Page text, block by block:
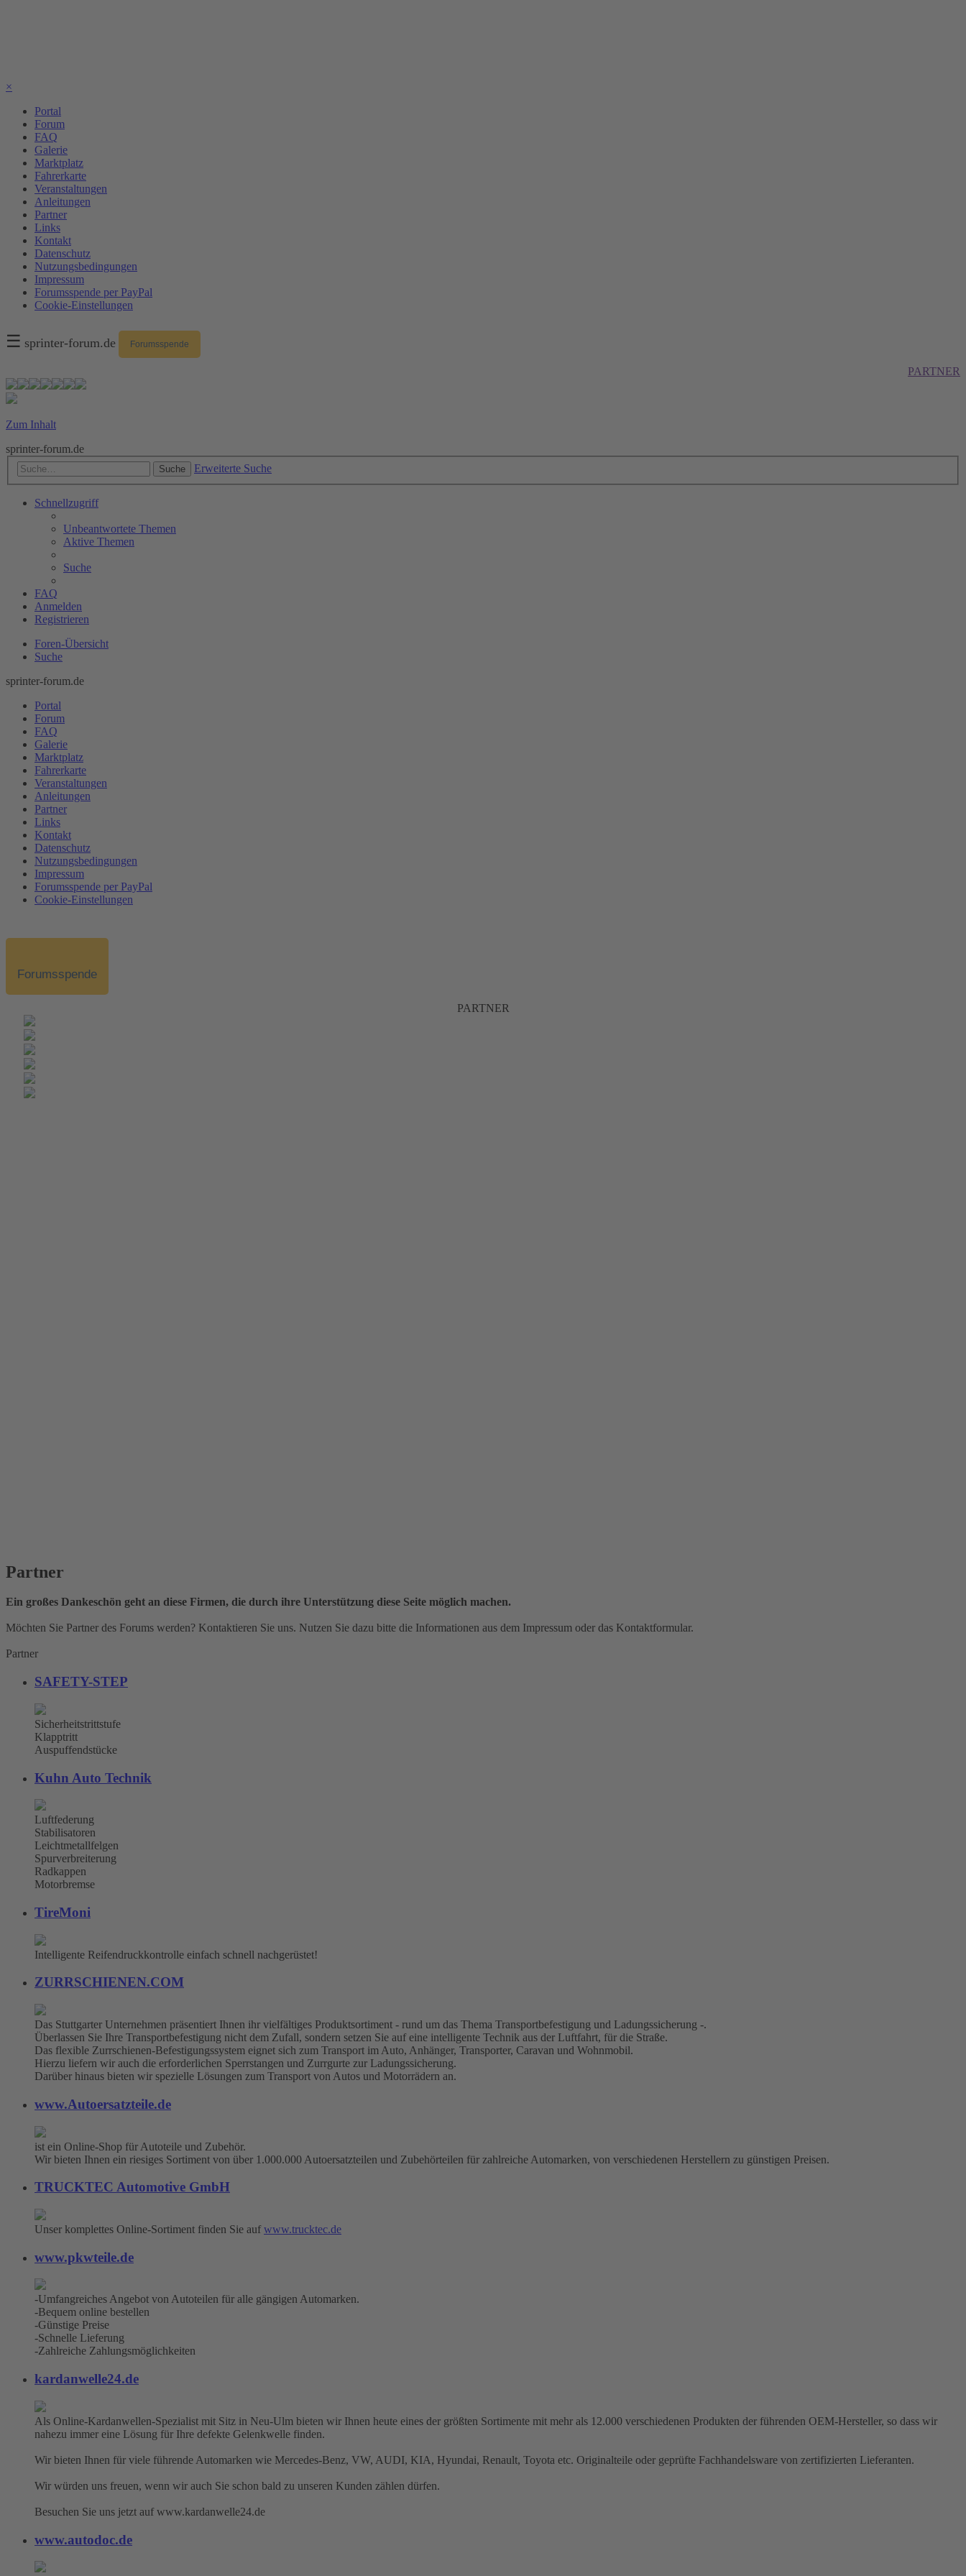
×
Portal
Forum
FAQ
Galerie
Marktplatz
Fahrerkarte
Veranstaltungen
Anleitungen
Partner
Links
Kontakt
Datenschutz
Nutzungsbedingungen
Impressum
Forumsspende per PayPal
Cookie-Einstellungen
☰ sprinter-forum.de Forumsspende
PARTNER
Zum Inhalt
sprinter-forum.de
Suche Erweiterte Suche
Schnellzugriff
Unbeantwortete Themen
Aktive Themen
Suche
FAQ
Anmelden
Registrieren
Foren-Übersicht
Suche
sprinter-forum.de
Portal
Forum
FAQ
Galerie
Marktplatz
Fahrerkarte
Veranstaltungen
Anleitungen
Partner
Links
Kontakt
Datenschutz
Nutzungsbedingungen
Impressum
Forumsspende per PayPal
Cookie-Einstellungen
Forumsspende
PARTNER
Partner
Ein großes Dankeschön geht an diese Firmen, die durch ihre Unterstützung diese Seite möglich machen.
Möchten Sie Partner des Forums werden? Kontaktieren Sie uns. Nutzen Sie dazu bitte die Informationen aus dem Impressum oder das Kontaktformular.
Partner
SAFETY-STEP
Sicherheitstrittstufe
Klapptritt
Auspuffendstücke
Kuhn Auto Technik
Luftfederung
Stabilisatoren
Leichtmetallfelgen
Spurverbreiterung
Radkappen
Motorbremse
TireMoni
Intelligente Reifendruckkontrolle einfach schnell nachgerüstet!
ZURRSCHIENEN.COM
Das Stuttgarter Unternehmen präsentiert Ihnen ihr vielfältiges Produktsortiment - rund um das Thema Transportbefestigung und Ladungssicherung -.
Überlassen Sie Ihre Transportbefestigung nicht dem Zufall, sondern setzen Sie auf eine intelligente Technik aus der Luftfahrt, für die Straße.
Das flexible Zurrschienen-Befestigungssystem eignet sich zum Transport im Auto, Anhänger, Transporter, Caravan und Wohnmobil.
Hierzu liefern wir auch die erforderlichen Sperrstangen und Zurrgurte zur Ladungssicherung.
Darüber hinaus bieten wir spezielle Lösungen zum Transport von Autos und Motorrädern an.
www.Autoersatzteile.de
ist ein Online-Shop für Autoteile und Zubehör.
Wir bieten Ihnen ein riesiges Sortiment von über 1.000.000 Autoersatzteilen und Zubehörteilen für zahlreiche Automarken, von verschiedenen Herstellern zu günstigen Preisen.
TRUCKTEC Automotive GmbH
Unser komplettes Online-Sortiment finden Sie auf www.trucktec.de
www.pkwteile.de
-Umfangreiches Angebot von Autoteilen für alle gängigen Automarken.
-Bequem online bestellen
-Günstige Preise
-Schnelle Lieferung
-Zahlreiche Zahlungsmöglichkeiten
kardanwelle24.de
Als Online-Kardanwellen-Spezialist mit Sitz in Neu-Ulm bieten wir Ihnen heute eines der größten Sortimente mit mehr als 12.000 verschiedenen Produkten der führenden OEM-Hersteller, so dass wir
nahezu immer eine Lösung für Ihre defekte Gelenkwelle finden.
Wir bieten Ihnen für viele führende Automarken wie Mercedes-Benz, VW, AUDI, KIA, Hyundai, Renault, Toyota etc. Originalteile oder geprüfte Fachhandelsware von zertifizierten Lieferanten.
Wir würden uns freuen, wenn wir auch Sie schon bald zu unseren Kunden zählen dürfen.
Besuchen Sie uns jetzt auf www.kardanwelle24.de
www.autodoc.de